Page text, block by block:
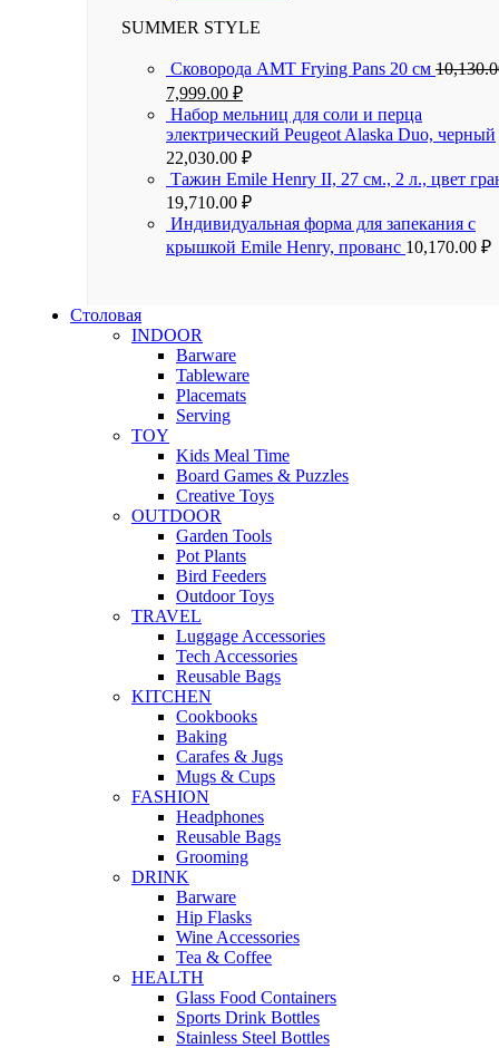
SUMMER STYLE
Сковорода AMT Frying Pans 20 см
7,999.00 ₽
Набор мельниц для соли и перца
электрический Peugeot Alaska Duo, черный
22,030.00 ₽
Тажин Emile Henry II, 27 см., 2 л., цвет
19,710.00 ₽
Индивидуальная форма для запекания с
крышкой Emile Henry, прованс 10,170.00 ₽
Столовая
INDOOR
Barware
Tableware
Placemats
Serving
TOY
Kids Meal Time
Board Games & Puzzles
Creative Toys
OUTDOOR
Garden Tools
Pot Plants
Bird Feeders
Outdoor Toys
TRAVEL
Luggage Accessories
Tech Accessories
Reusable Bags
KITCHEN
Cookbooks
Baking
Carafes & Jugs
Mugs & Cups
FASHION
Headphones
Reusable Bags
Grooming
DRINK
Barware
Hip Flasks
Wine Accessories
Tea & Coffee
HEALTH
Glass Food Containers
Sports Drink Bottles
Stainless Steel Bottles